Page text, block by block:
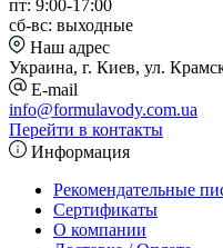
пт: 9:00-17:00
сб-вс: выходные
Наш адрес
Украина, г. Киев, ул.
E-mail
info@formulavody.com.ua
Перейти в контакты
Информация
Рекомендательные
Сертификаты
О компании